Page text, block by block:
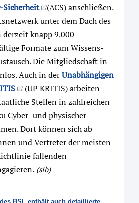
Sicherheit
(ACS) anschließen.
unter dem Dach des
knapp 9.000
Formate zum Wissens-
Die Mitgliedschaft in
Auch in derUnabhängigen
(UP KRITIS) arbeiten
Stellen in zahlreichen
Cyber- und physischer
Dort können sich ab
und Vertreter der meisten
fallenden
(sib)